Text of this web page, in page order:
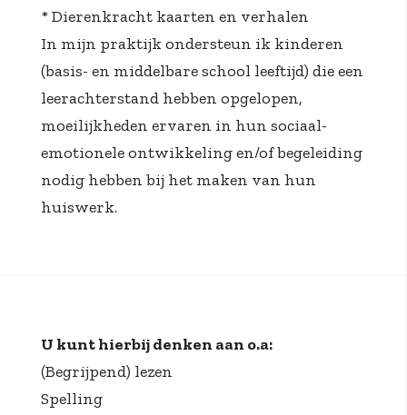
* Dierenkracht kaarten en verhalen
In mijn praktijk ondersteun ik kinderen
(basis- en middelbare school leeftijd) die een
leerachterstand hebben opgelopen,
moeilijkheden ervaren in hun sociaal-
emotionele ontwikkeling en/of begeleiding
nodig hebben bij het maken van hun
huiswerk.
U kunt hierbij denken aan o.a:
(Begrijpend) lezen
Spelling